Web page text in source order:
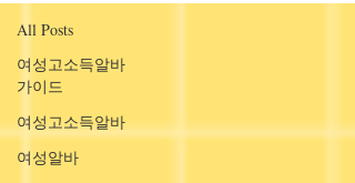
All Posts
여성고소득알바
가이드
여성고소득알바
여성알바